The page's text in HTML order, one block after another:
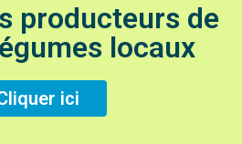
producteurs de
locaux
ici